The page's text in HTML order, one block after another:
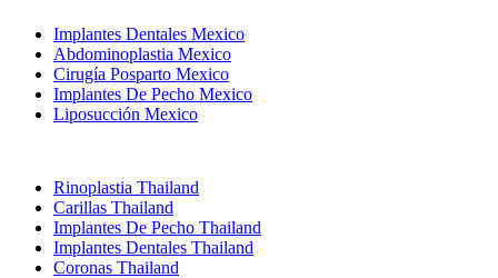
Implantes Dentales Mexico
Abdominoplastia Mexico
Cirugía Posparto Mexico
Implantes De Pecho Mexico
Liposucción Mexico
Rinoplastia Thailand
Carillas Thailand
Implantes De Pecho Thailand
Implantes Dentales Thailand
Coronas Thailand